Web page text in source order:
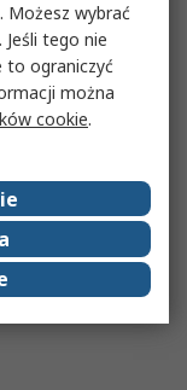
Możesz wybrać
tego nie
to ograniczyć
można
cookie.